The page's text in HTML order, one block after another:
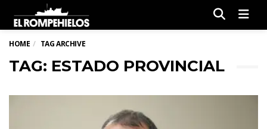
HOME TAG ARCHIVE
TAG: ESTADO PROVINCIAL